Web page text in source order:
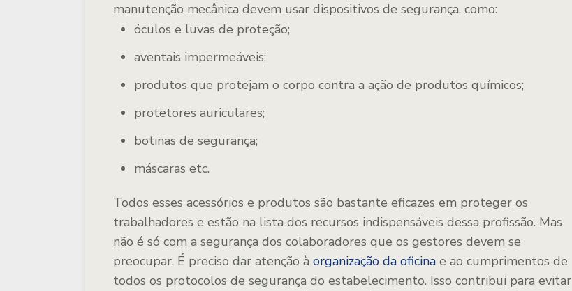
manutenção mecânica devem usar dispositivos de segurança, como:
óculos e luvas de proteção;
aventais impermeáveis;
produtos que protejam o corpo contra a ação de produtos químicos;
protetores auriculares;
botinas de segurança;
máscaras etc.
Todos esses acessórios e produtos são bastante eficazes em proteger os
trabalhadores e estão na lista dos recursos indispensáveis dessa profissão. Mas
não é só com a segurança dos colaboradores que os gestores devem se
preocupar. É preciso dar atenção à organização da oficina e ao cumprimentos de
todos os protocolos de segurança do estabelecimento. Isso contribui para evitar